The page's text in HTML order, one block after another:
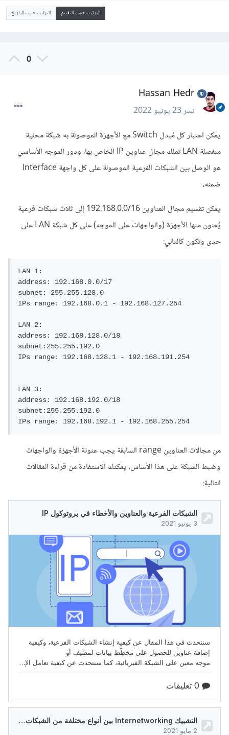
الترتيب حسب التقييم الترتيب حسب التاريخ
0
Hassan Hedr
نشر23 يونيو 2022
يمكن اعتبار كل مُبدل Switch مع الأجهزة الموصولة به شبكة محلية
منفصلة LAN تملك مجال عناوين IP الخاص بها، ودور الموجه الأساسي
هو الوصل بين الشبكات الفرعية الموصولة على كل واجهة Interface
ضمنه،
يمكن تقسيم مجال العناوين 192.168.0.0/16 إلى ثلاث شبكات فرعية
يُعنون منها الأجهزة (والواجهات على الموجه) على كل شبكة LAN على
حدى وتكون كالتالي:
LAN 1:
address: 192.168.0.0/17
subnet: 255.255.128.0
IPs range: 192.168.0.1 - 192.168.127.254
LAN 2:
address: 192.168.128.0/18
subnet:255.255.192.0
IPs range: 192.168.128.1 - 192.168.191.254
LAN 3:
address: 192.168.192.0/18
subnet:255.255.192.0
IPs range: 192.168.192.1 - 192.168.255.254
من مجالات العناوين range السابقة يجب عنونة الأجهزة والواجهات
وضبط الشبكة على هذا الأساس، يمكنك الاستفادة من قراءة المقالات
التالية: